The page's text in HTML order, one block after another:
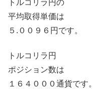
トルコリラ円の
平均取得単価は
５.００９６円です。
トルコリラ円
ポジション数は
１６４０００通貨です。